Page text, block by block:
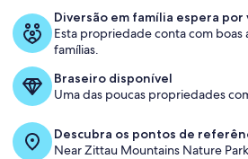
bedrooms
and
bathrooms
<b
Diversão em família espera por
Esta propriedade conta com boas
famílias.
Braseiro disponível
Uma das poucas propriedades
Descubra os pontos de
Near Zittau Mountains Nature Park